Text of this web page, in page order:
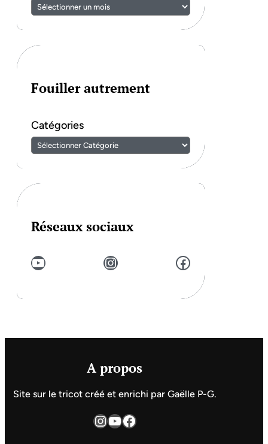
Fouiller autrement
Catégories
Réseaux sociaux
YouTube Instagram Facebook
A propos
Site sur le tricot créé et enrichi par Gaëlle P-G.
InstagramYouTube Facebook